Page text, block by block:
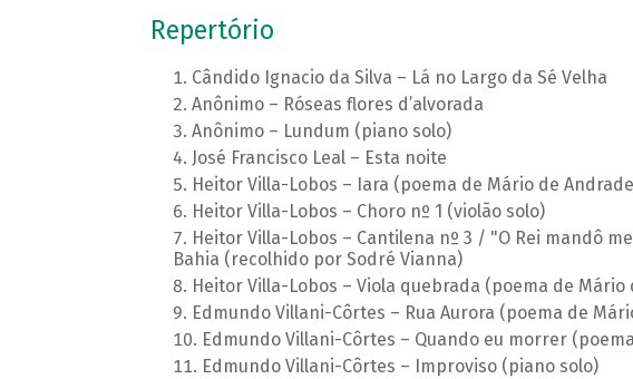
Repertório
Cândido Ignacio da Silva – Lá no Largo da Sé Velha
Anônimo – Róseas flores d’alvorada
Anônimo – Lundum (piano solo)
José Francisco Leal – Esta noite
Heitor Villa-Lobos – Iara (poema de Mário de
Heitor Villa-Lobos – Choro nº 1 (violão solo)
Heitor Villa-Lobos – Cantilena nº 3 / "O Rei mandô
Bahia (recolhido por Sodré Vianna)
Heitor Villa-Lobos – Viola quebrada (poema de Mário
Edmundo Villani-Côrtes – Rua Aurora (poema de
Edmundo Villani-Côrtes – Quando eu morrer
Edmundo Villani-Côrtes – Improviso (piano solo)